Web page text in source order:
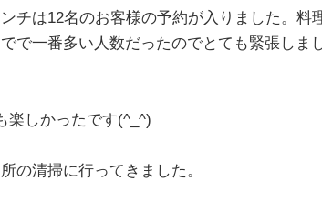
チは12名のお客様の予約が入りました。料
で一番多い人数だったのでとても緊張しま
楽しかったです(^_^)
の清掃に行ってきました。